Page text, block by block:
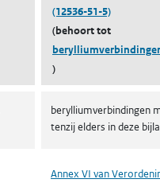
(12536-51-5)
(behoort tot
)
berylliumverbindingen
tenzij elders in deze
Annex VI van